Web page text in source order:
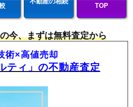
TOP
今、まずは無料査定から
術×高値売却
ティ」の不動産査定